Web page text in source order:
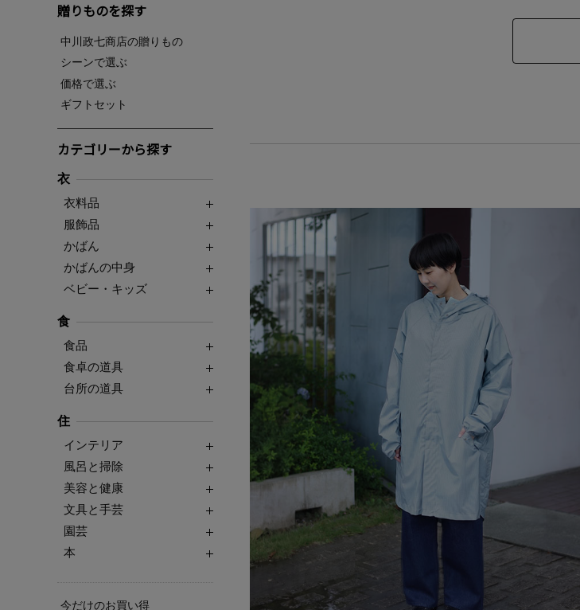
贈りものを探す
中川政七商店の贈りもの
シーンで選ぶ
価格で選ぶ
ギフトセット
カテゴリーから探す
衣
衣料品
服飾品
かばん
かばんの中身
ベビー・キッズ
食
食品
食卓の道具
台所の道具
住
インテリア
風呂と掃除
美容と健康
文具と手芸
園芸
本
今だけのお買い得